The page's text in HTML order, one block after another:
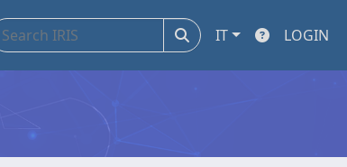
IT LOGIN